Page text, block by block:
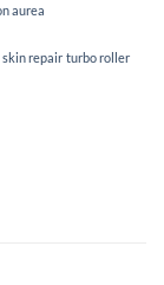
aurea
skin repair turbo roller